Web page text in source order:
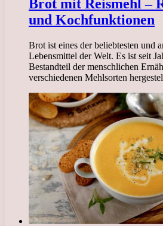
Brot mit Reismehl –
und Kochfunktionen
Brot ist eines der beliebtesten und
Lebensmittel der Welt. Es ist seit
Bestandteil der menschlichen
verschiedenen Mehlsorten